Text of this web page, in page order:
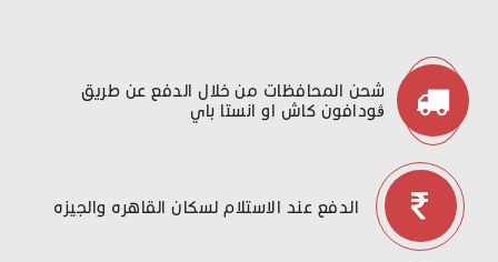
شحن المحافظات من خلال الدفع عن طريق
ڤودافون كاش او انستا باي
الدفع عند الاستلام لسكان القاهره والجيزه